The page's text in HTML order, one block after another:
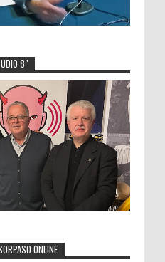
8"
ONLINE